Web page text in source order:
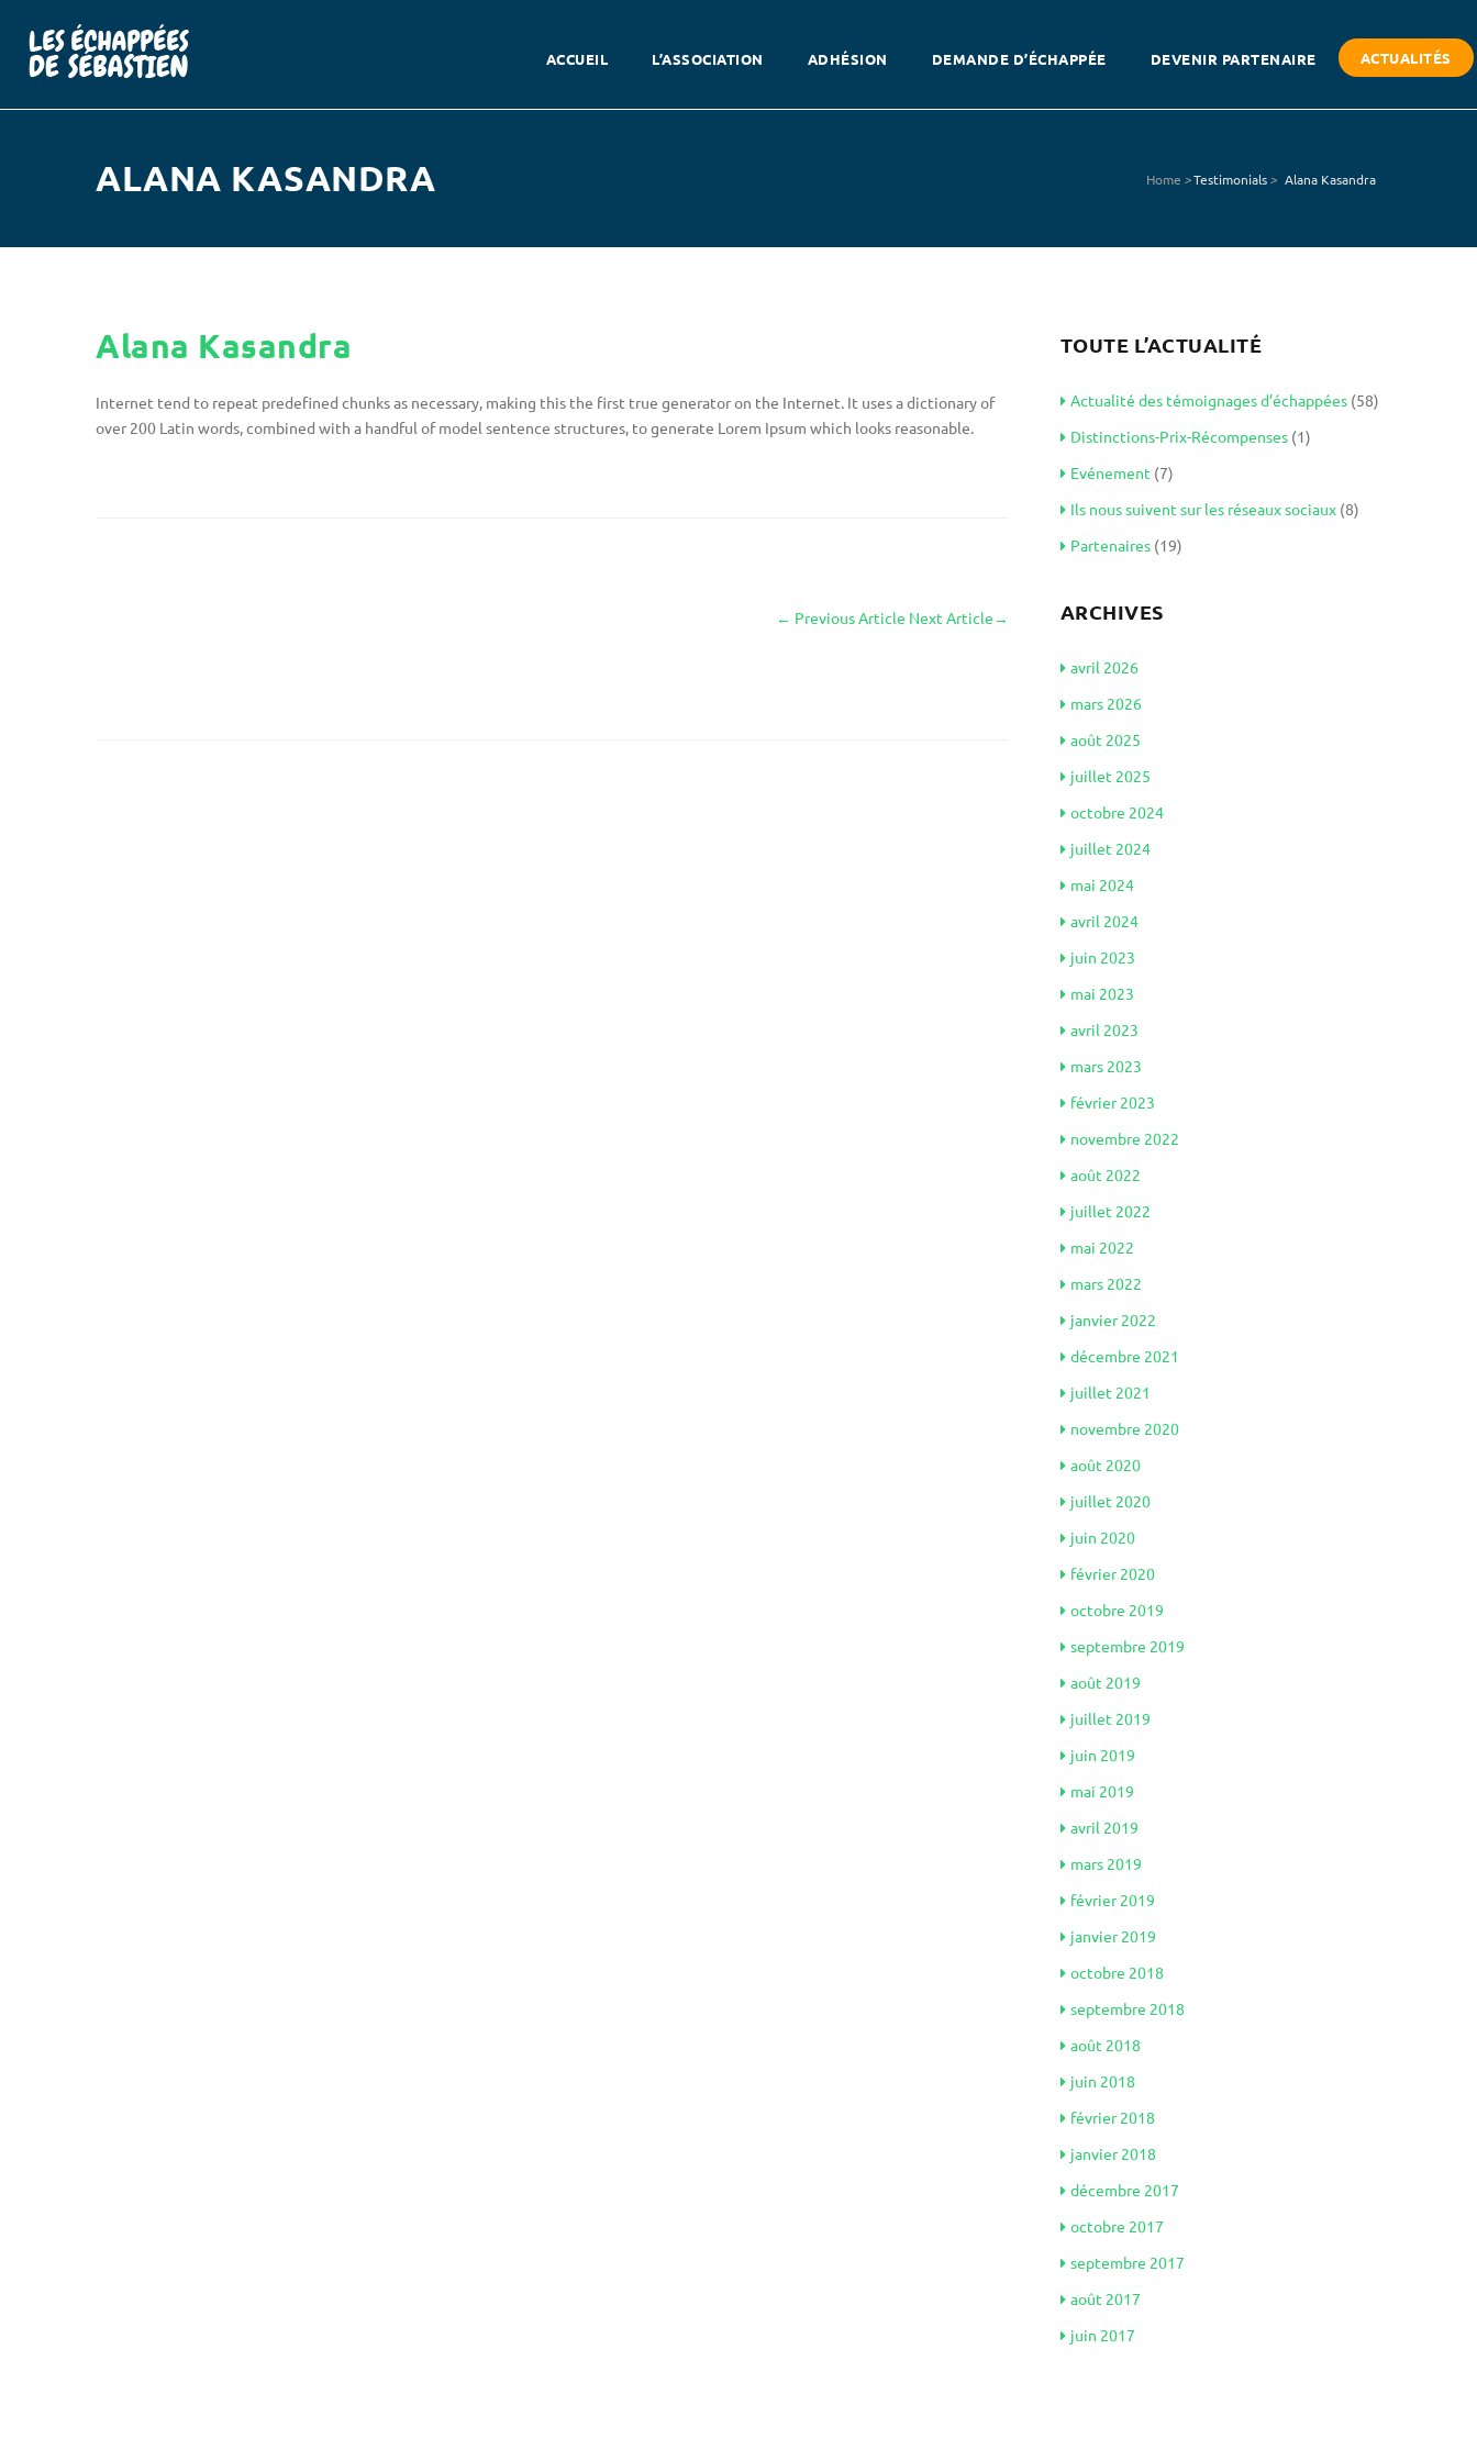
ACCUEIL L’ASSOCIATION ADHÉSION DEMANDE D’ÉCHAPPÉE DEVENIR PARTENAIRE ACTUALITÉS
ALANA KASANDRA Home >Testimonials> Alana Kasandra
Alana Kasandra
Internet tend to repeat predefined chunks as necessary, making this the first true generator on the Internet. It uses a dictionary of
over 200 Latin words, combined with a handful of model sentence structures, to generate Lorem Ipsum which looks reasonable.
← Previous Article Next Article→
TOUTE L’ACTUALITÉ
Actualité des témoignages d’échappées(58)
Distinctions-Prix-Récompenses(1)
Evénement (7)
Ils nous suivent sur les réseaux sociaux(8)
Partenaires(19)
ARCHIVES
avril 2026
mars 2026
août 2025
juillet 2025
octobre 2024
juillet 2024
mai 2024
avril 2024
juin 2023
mai 2023
avril 2023
mars 2023
février 2023
novembre 2022
août 2022
juillet 2022
mai 2022
mars 2022
janvier 2022
décembre 2021
juillet 2021
novembre 2020
août 2020
juillet 2020
juin 2020
février 2020
octobre 2019
septembre 2019
août 2019
juillet 2019
juin 2019
mai 2019
avril 2019
mars 2019
février 2019
janvier 2019
octobre 2018
septembre 2018
août 2018
juin 2018
février 2018
janvier 2018
décembre 2017
octobre 2017
septembre 2017
août 2017
juin 2017